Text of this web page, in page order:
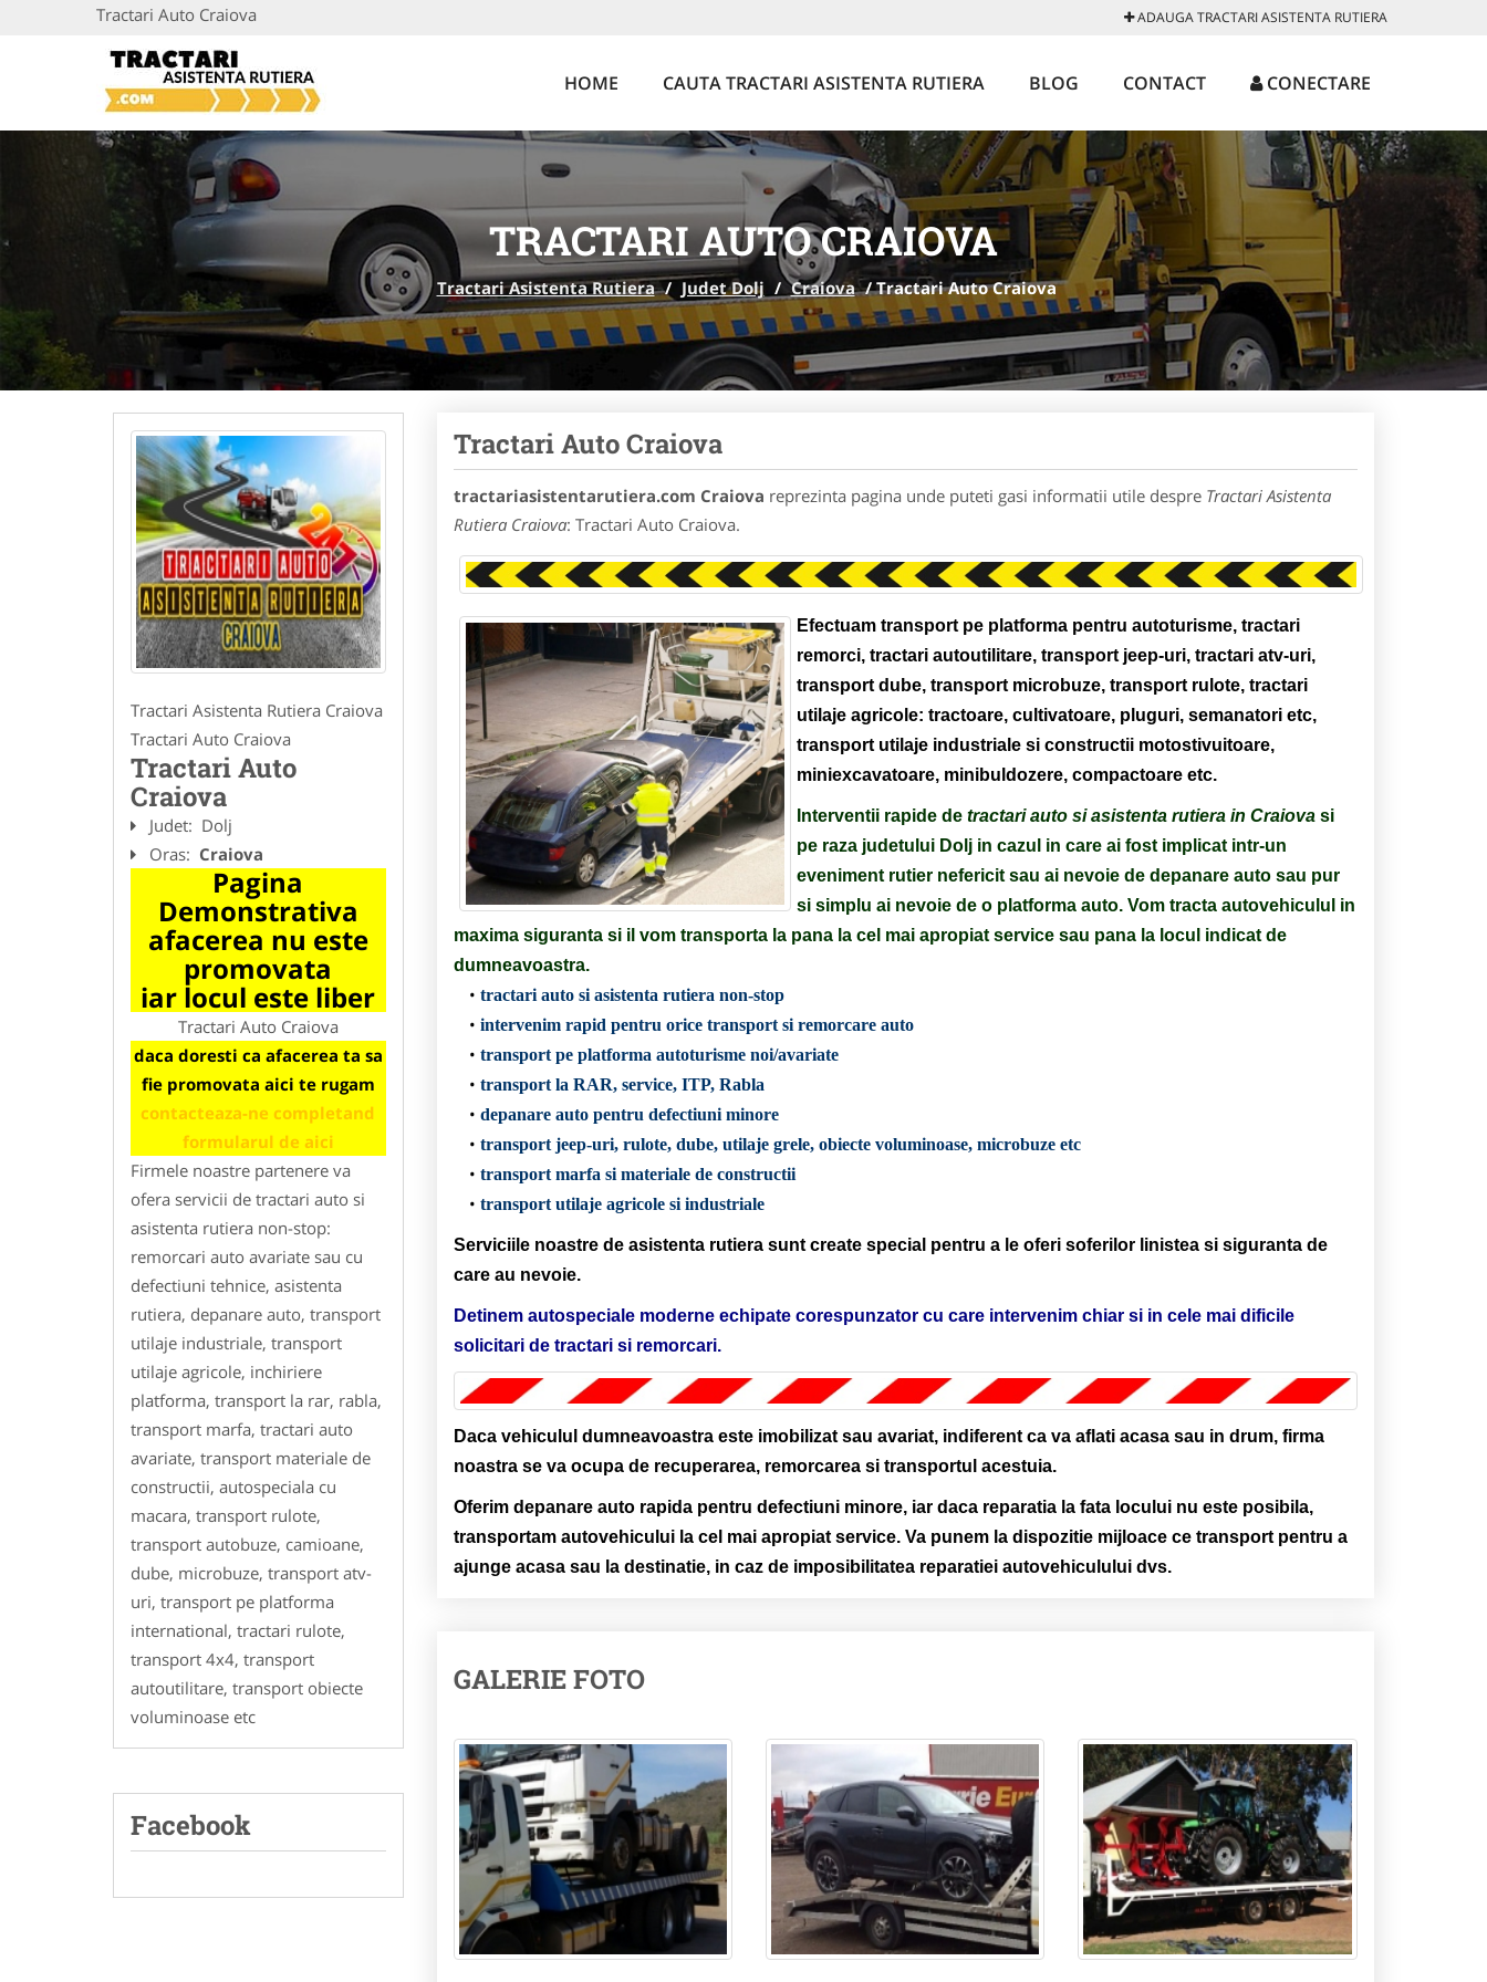
Tractari Auto Craiova ADAUGA TRACTARI ASISTENTA RUTIERA
HOME CAUTA TRACTARI ASISTENTA RUTIERA BLOG CONTACT CONECTARE
TRACTARI AUTO CRAIOVA
Tractari Asistenta Rutiera / Judet Dolj / Craiova /Tractari Auto Craiova
Tractari Asistenta Rutiera Craiova
Tractari Auto Craiova
Tractari Auto
Craiova
Judet: Dolj
Oras: Craiova
Pagina
Demonstrativa
afacerea nu este
promovata
iar locul este liber
Tractari Auto Craiova
daca doresti ca afacerea ta sa
fie promovata aici te rugam
contacteaza-ne completand
formularul de aici
Firmele noastre partenere va
ofera servicii de tractari auto si
asistenta rutiera non-stop:
remorcari auto avariate sau cu
defectiuni tehnice, asistenta
rutiera, depanare auto, transport
utilaje industriale, transport
utilaje agricole, inchiriere
platforma, transport la rar, rabla,
transport marfa, tractari auto
avariate, transport materiale de
constructii, autospeciala cu
macara, transport rulote,
transport autobuze, camioane,
dube, microbuze, transport atv-
uri, transport pe platforma
international, tractari rulote,
transport 4x4, transport
autoutilitare, transport obiecte
voluminoase etc
Facebook
Tractari Auto Craiova
tractariasistentarutiera.com Craiova reprezinta pagina unde puteti gasi informatii utile despre Tractari Asistenta
Rutiera Craiova: Tractari Auto Craiova.
Efectuam transport pe platforma pentru autoturisme, tractari
remorci, tractari autoutilitare, transport jeep-uri, tractari atv-uri,
transport dube, transport microbuze, transport rulote, tractari
utilaje agricole: tractoare, cultivatoare, pluguri, semanatori etc,
transport utilaje industriale si constructii motostivuitoare,
miniexcavatoare, minibuldozere, compactoare etc.
Interventii rapide de tractari auto si asistenta rutiera in Craiova si
pe raza judetului Dolj in cazul in care ai fost implicat intr-un
eveniment rutier nefericit sau ai nevoie de depanare auto sau pur
si simplu ai nevoie de o platforma auto. Vom tracta autovehiculul in
maxima siguranta si il vom transporta la pana la cel mai apropiat service sau pana la locul indicat de
dumneavoastra.
tractari auto si asistenta rutiera non-stop
intervenim rapid pentru orice transport si remorcare auto
transport pe platforma autoturisme noi/avariate
transport la RAR, service, ITP, Rabla
depanare auto pentru defectiuni minore
transport jeep-uri, rulote, dube, utilaje grele, obiecte voluminoase, microbuze etc
transport marfa si materiale de constructii
transport utilaje agricole si industriale
Serviciile noastre de asistenta rutiera sunt create special pentru a le oferi soferilor linistea si siguranta de
care au nevoie.
Detinem autospeciale moderne echipate corespunzator cu care intervenim chiar si in cele mai dificile
solicitari de tractari si remorcari.
Daca vehiculul dumneavoastra este imobilizat sau avariat, indiferent ca va aflati acasa sau in drum, firma
noastra se va ocupa de recuperarea, remorcarea si transportul acestuia.
Oferim depanare auto rapida pentru defectiuni minore, iar daca reparatia la fata locului nu este posibila,
transportam autovehicului la cel mai apropiat service. Va punem la dispozitie mijloace ce transport pentru a
ajunge acasa sau la destinatie, in caz de imposibilitatea reparatiei autovehiculului dvs.
GALERIE FOTO